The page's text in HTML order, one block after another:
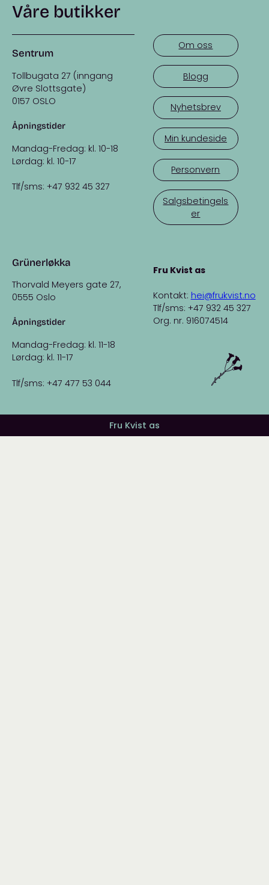
Våre butikker
Sentrum
Tollbugata 27 (inngang
Øvre Slottsgate)
0157 OSLO
Åpningstider
Mandag-Fredag: kl. 10-18
Lørdag: kl. 10-17
Tlf/sms: +47 932 45 327
Grünerløkka
Thorvald Meyers gate 27,
0555 Oslo
Åpningstider
Mandag-Fredag: kl. 11-18
Lørdag: kl. 11-17
Tlf/sms: +47 477 53 044
Om oss
Blogg
Nyhetsbrev
Min kundeside
Personvern
Salgsbetingels
er
Fru Kvist as
Kontakt: hei@frukvist.no
Tlf/sms: +47 932 45 327
Org. nr. 916074514
Fru Kvist as